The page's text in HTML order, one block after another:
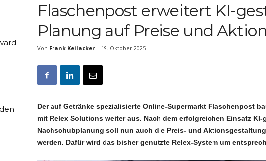
Flaschenpost erweitert KI-
Planung auf Preise und
Von Frank Keilacker- 19. Oktober 2025
Der auf Getränke spezialisierte Online-Supermarkt Flaschenpost
mit Relex Solutions weiter aus. Nach dem erfolgreichen Einsatz
Nachschubplanung soll nun auch die Preis- und
werden. Dafür wird das bisher genutzte Relex-System um